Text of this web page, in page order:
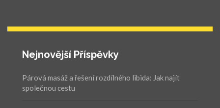
Nejnovější Příspěvky
Párová masáž a řešení rozdílného libida: Jak najít
společnou cestu